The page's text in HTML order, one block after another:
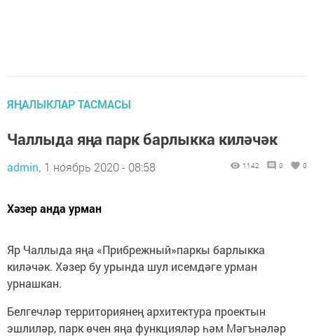
ЯҢАЛЫКЛАР ТАСМАСЫ
Чаллыда яңа парк барлыкка киләчәк
admin, 1 ноябрь 2020 - 08:58 1142 0 0
Хәзер анда урман
Яр Чаллыда яңа «Прибрежный»паркы барлыкка
киләчәк. Хәзер бу урында шул исемдәге урман
урнашкан.
Белгечләр территориянең архитектура проектын
эшлиләр, парк өчен яңа функцияләр һәм Мәгънәләр